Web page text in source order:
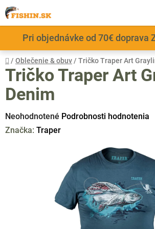
Prejsť
na
obsah
Pri objednávke od 70€ doprava
Domov
/ Oblečenie & obuv / Tričko Traper Art
Tričko Traper Art
Denim
Priemerné
hodnotenie
Neohodnotené Podrobnosti hodnotenia
Značka: Traper